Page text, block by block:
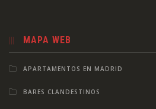
MAPA WEB
APARTAMENTOS EN MADRID
BARES CLANDESTINOS